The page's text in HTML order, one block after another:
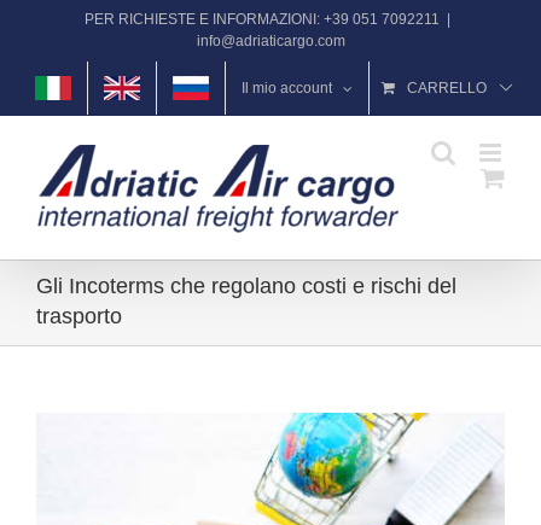
PER RICHIESTE E INFORMAZIONI: +39 051 7092211
info@adriaticargo.com
Il mio account CARRELLO
Gli Incoterms che regolano costi e rischi del
trasporto